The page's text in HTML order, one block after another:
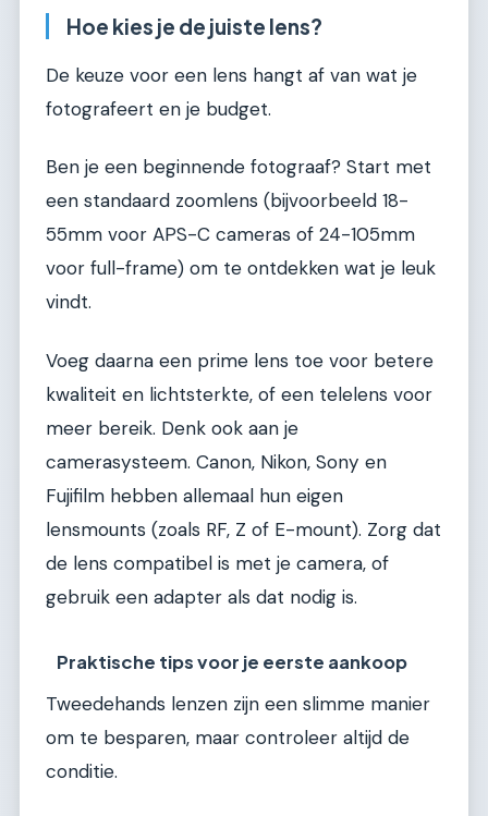
Hoe kies je de juiste lens?
De keuze voor een lens hangt af van wat je
fotografeert en je budget.
Ben je een beginnende fotograaf? Start met
een standaard zoomlens (bijvoorbeeld 18-
55mm voor APS-C cameras of 24-105mm
voor full-frame) om te ontdekken wat je leuk
vindt.
Voeg daarna een prime lens toe voor betere
kwaliteit en lichtsterkte, of een telelens voor
meer bereik. Denk ook aan je
camerasysteem. Canon, Nikon, Sony en
Fujifilm hebben allemaal hun eigen
lensmounts (zoals RF, Z of E-mount). Zorg dat
de lens compatibel is met je camera, of
gebruik een adapter als dat nodig is.
Praktische tips voor je eerste aankoop
Tweedehands lenzen zijn een slimme manier
om te besparen, maar controleer altijd de
conditie.